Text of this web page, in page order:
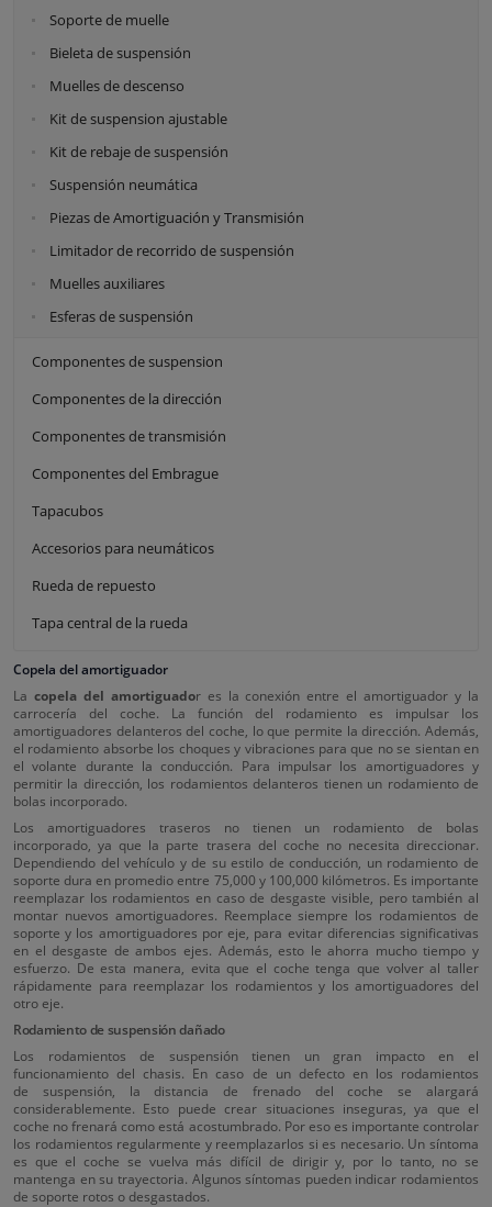
Soporte de muelle
Bieleta de suspensión
Muelles de descenso
Kit de suspension ajustable
Kit de rebaje de suspensión
Suspensión neumática
Piezas de Amortiguación y Transmisión
Limitador de recorrido de suspensión
Muelles auxiliares
Esferas de suspensión
Componentes de suspension
Componentes de la dirección
Componentes de transmisión
Componentes del Embrague
Tapacubos
Accesorios para neumáticos
Rueda de repuesto
Tapa central de la rueda
Copela del amortiguador
La copela del amortiguador es la conexión entre el amortiguador y la
carrocería del coche. La función del rodamiento es impulsar los
amortiguadores delanteros del coche, lo que permite la dirección. Además,
el rodamiento absorbe los choques y vibraciones para que no se sientan en
el volante durante la conducción. Para impulsar los amortiguadores y
permitir la dirección, los rodamientos delanteros tienen un rodamiento de
bolas incorporado.
Los amortiguadores traseros no tienen un rodamiento de bolas
incorporado, ya que la parte trasera del coche no necesita direccionar.
Dependiendo del vehículo y de su estilo de conducción, un rodamiento de
soporte dura en promedio entre 75,000 y 100,000 kilómetros. Es importante
reemplazar los rodamientos en caso de desgaste visible, pero también al
montar nuevos amortiguadores. Reemplace siempre los rodamientos de
soporte y los amortiguadores por eje, para evitar diferencias significativas
en el desgaste de ambos ejes. Además, esto le ahorra mucho tiempo y
esfuerzo. De esta manera, evita que el coche tenga que volver al taller
rápidamente para reemplazar los rodamientos y los amortiguadores del
otro eje.
Rodamiento de suspensión dañado
Los rodamientos de suspensión tienen un gran impacto en el
funcionamiento del chasis. En caso de un defecto en los rodamientos
de suspensión, la distancia de frenado del coche se alargará
considerablemente. Esto puede crear situaciones inseguras, ya que el
coche no frenará como está acostumbrado. Por eso es importante controlar
los rodamientos regularmente y reemplazarlos si es necesario. Un síntoma
es que el coche se vuelva más difícil de dirigir y, por lo tanto, no se
mantenga en su trayectoria. Algunos síntomas pueden indicar rodamientos
de soporte rotos o desgastados.